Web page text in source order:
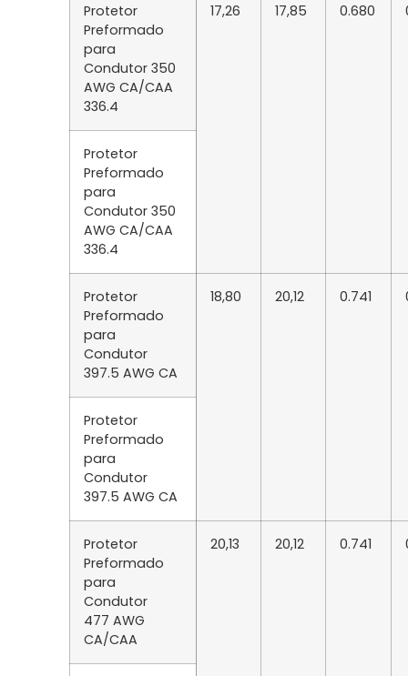
Protetor
Preformado
para
Condutor 350
AWG CA/CAA
336.4
17,26 17,85 0.680
Protetor
Preformado
para
Condutor 350
AWG CA/CAA
336.4
Protetor
Preformado
para
Condutor
397.5 AWG CA
18,80 20,12 0.741
Protetor
Preformado
para
Condutor
397.5 AWG CA
Protetor
Preformado
para
Condutor
477 AWG
CA/CAA
20,13 20,12 0.741